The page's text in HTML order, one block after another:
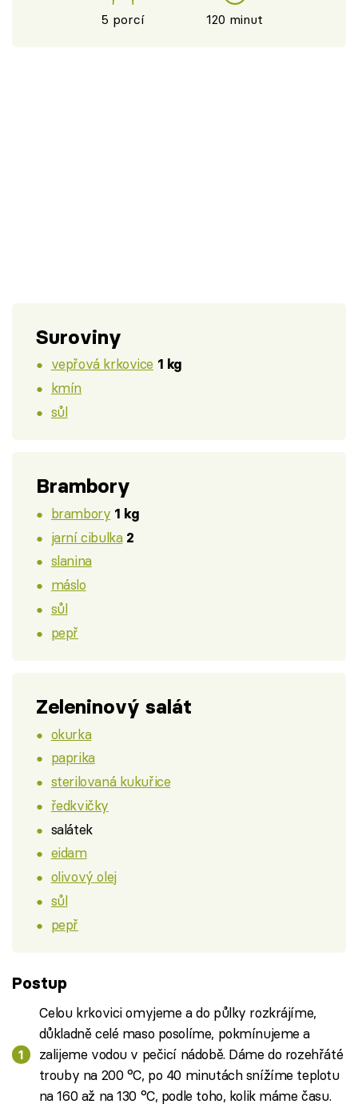
5 porcí 120 minut
Suroviny
vepřová krkovice 1 kg
kmín
sůl
Brambory
brambory 1 kg
jarní cibulka 2
slanina
máslo
sůl
pepř
Zeleninový salát
okurka
paprika
sterilovaná kukuřice
ředkvičky
salátek
eidam
olivový olej
sůl
pepř
Postup
Celou krkovici omyjeme a do půlky rozkrájíme,
důkladně celé maso posolíme, pokmínujeme a
zalijeme vodou v pečicí nádobě. Dáme do rozehřáté
trouby na 200 °C, po 40 minutách snížíme teplotu
na 160 až na 130 °C, podle toho, kolik máme času.